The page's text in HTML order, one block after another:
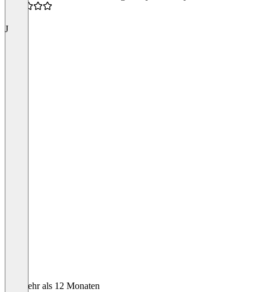
J
Vor mehr als 12 Monaten